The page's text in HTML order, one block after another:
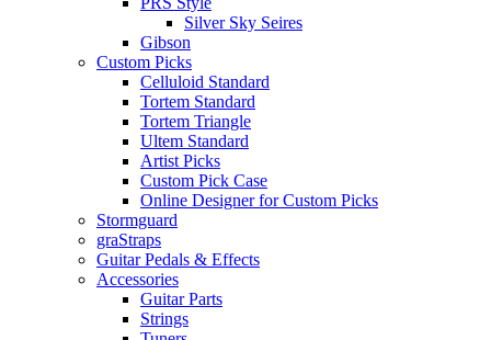
Silver Sky Seires
Gibson
Custom Picks
Celluloid Standard
Tortem Standard
Tortem Triangle
Ultem Standard
Artist Picks
Custom Pick Case
Online Designer for Custom Picks
Stormguard
graStraps
Guitar Pedals & Effects
Accessories
Guitar Parts
Strings